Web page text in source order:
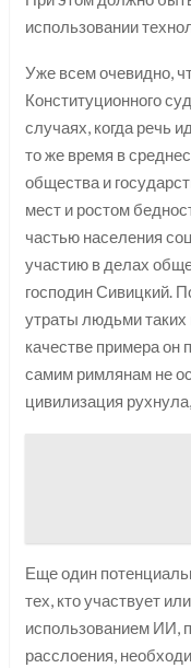
использовании
Уже всем очевидно,
Конституционного
случаях, когда речь
то же время в
общества и
мест и ростом
частью населения
участию в делах
господин Сивицкий.
утраты людьми таких
качестве примера
самим римлянам не
цивилизация
Еще один
тех, кто участвует
использованием ИИ,
расслоения,